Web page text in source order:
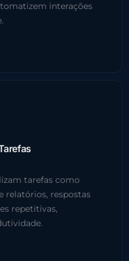
interações
tarefas como
relatórios, respostas
repetitivas,